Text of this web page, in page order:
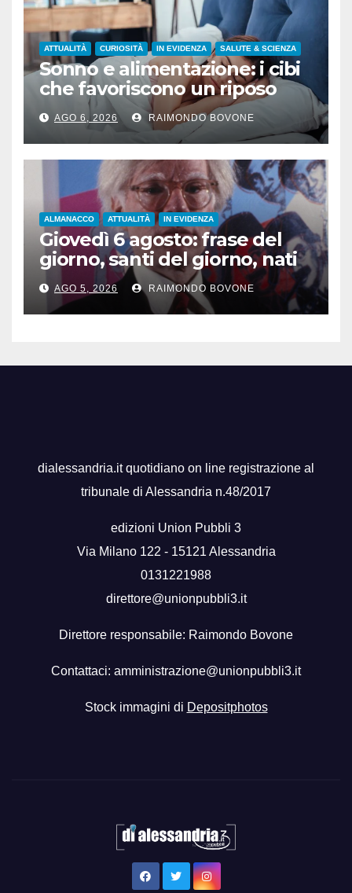
ATTUALITÀ CURIOSITÀ IN EVIDENZA SALUTE & SCIENZA
Sonno e alimentazione: i cibi
che favoriscono un riposo
naturale
AGO 6, 2026 RAIMONDO BOVONE
ALMANACCO ATTUALITÀ IN EVIDENZA
Giovedì 6 agosto: frase del
giorno, santi del giorno, nati
famosi, accadde oggi
AGO 5, 2026 RAIMONDO BOVONE
dialessandria.it quotidiano on line registrazione al
tribunale di Alessandria n.48/2017
edizioni Union Pubbli 3
Via Milano 122 - 15121 Alessandria
0131221988
direttore@unionpubbli3.it
Direttore responsabile: Raimondo Bovone
Contattaci: amministrazione@unionpubbli3.it
Stock immagini di Depositphotos